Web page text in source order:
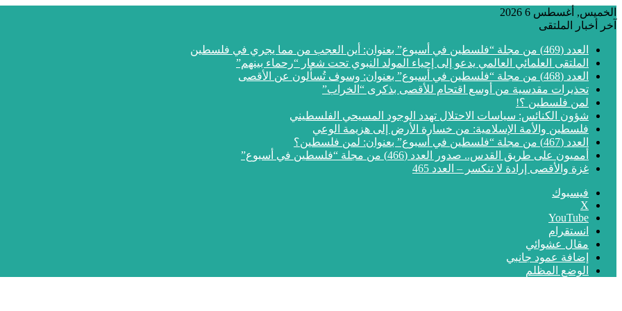
الخميس, أغسطس 6 2026
آخر أخبار الملتقى
العدد (469) من مجلة “فلسطين في أسبوع” بعنوان: أين العجب من مما يجري في فلسطين
الملتقى العلمائي العالمي يدعو إلى إحياء المولد النبوي تحت شعار “رحماء بينهم”
العدد (468) من مجلة “فلسطين في أسبوع” بعنوان: وسوف تُسألون عن الأقصى
تحذيرات مقدسية من أوسع اقتحام للأقصى بذكرى “الخراب”
لمن فلسطين ؟!
شؤون الكنائس: سياسات الاحتلال تهدد الوجود المسيحي الفلسطيني
فلسطين والأمة الإسلامية: من خسارة الأرض إلى هزيمة الوعي
العدد (467) من مجلة “فلسطين في أسبوع” بعنوان: لمن فلسطين؟
أمميون على طريق القدس.. صدور العدد (466) من مجلة “فلسطين في أسبوع”
غزة والأقصى إرادة لا تنكسر – العدد 465
فيسبوك
‫X
‫YouTube
انستقرام
مقال عشوائي
إضافة عمود جانبي
الوضع المظلم